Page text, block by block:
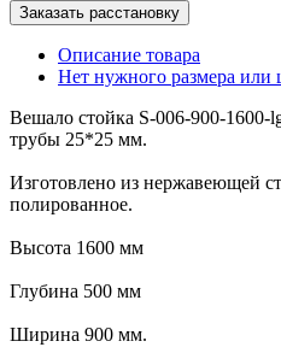
Заказать расстановку
Описание товара
Нет нужного размера или
Вешало стойка S-006-900-1600-
трубы 25*25 мм.
Изготовлено из нержавеющей
полированное.
Высота 1600 мм
Глубина 500 мм
Ширина 900 мм.